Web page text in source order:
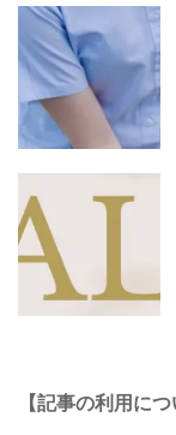
【記事の利用につ